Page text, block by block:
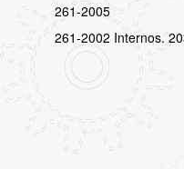
261-2005
261-2002 Internos.